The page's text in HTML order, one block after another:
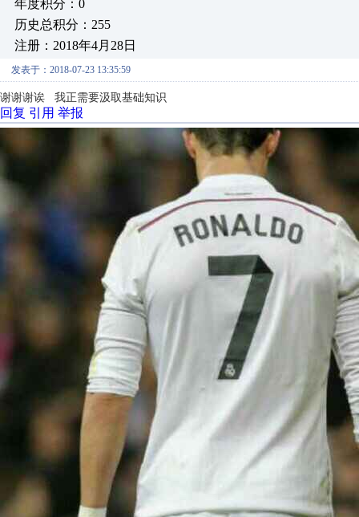
年度积分：0
历史总积分：255
注册：2018年4月28日
发表于：2018-07-23 13:35:59
谢谢谢诶 我正需要汲取基础知识
回复 引用 举报